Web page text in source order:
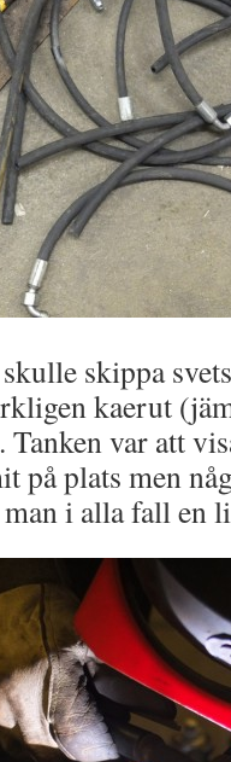
skippa
kaerut
var att
på plats men
i alla fall en